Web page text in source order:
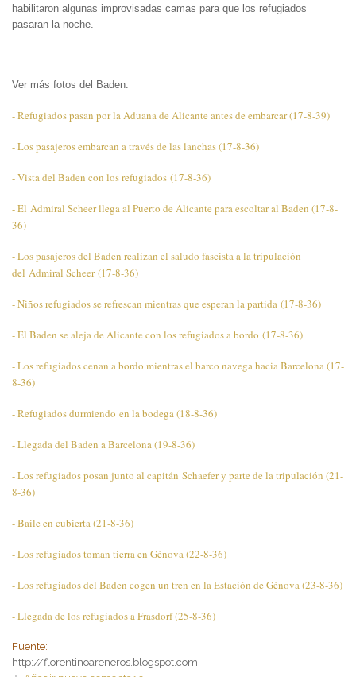
habilitaron algunas improvisadas camas para que los refugiados
pasaran la noche.
Ver más fotos del Baden:
- Refugiados pasan por la Aduana de Alicante antes de embarcar (17-8-39)
- Los pasajeros embarcan a través de las lanchas (17-8-36)
- Vista del Baden con los refugiados (17-8-36)
- El Admiral Scheer llega al Puerto de Alicante para escoltar al Baden (17-8-
36)
- Los pasajeros del Baden realizan el saludo fascista a la tripulación
del Admiral Scheer (17-8-36)
- Niños refugiados se refrescan mientras que esperan la partida (17-8-36)
- El Baden se aleja de Alicante con los refugiados a bordo (17-8-36)
- Los refugiados cenan a bordo mientras el barco navega hacia Barcelona (17-
8-36)
- Refugiados durmiendo en la bodega (18-8-36)
- Llegada del Baden a Barcelona (19-8-36)
- Los refugiados posan junto al capitán Schaefer y parte de la tripulación (21-
8-36)
- Baile en cubierta (21-8-36)
- Los refugiados toman tierra en Génova (22-8-36)
- Los refugiados del Baden cogen un tren en la Estación de Génova (23-8-36)
- Llegada de los refugiados a Frasdorf (25-8-36)
Fuente:
http://florentinoareneros.blogspot.com